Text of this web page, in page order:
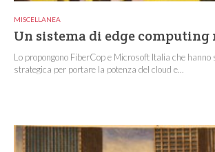
MISCELLANEA
Un sistema di edge computing
Lo propongono FiberCop e Microsoft Italia che hanno
strategica per portare la potenza del cloud e...